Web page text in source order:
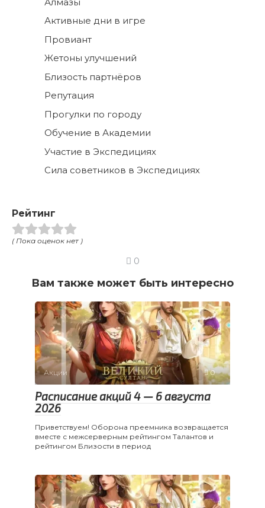
Активные дни в игре
Провиант
Жетоны улучшений
Близость партнёров
Репутация
Прогулки по городу
Обучение в Академии
Участие в Экспедициях
Сила советников в Экспедициях
Рейтинг
( Пока оценок нет )
0
Вам также может быть интересно
Акции 0
Расписание акций 4 — 6 августа
2026
Приветствуем! Оборона преемника возвращается
вместе с межсерверным рейтингом Талантов и
рейтингом Близости в период